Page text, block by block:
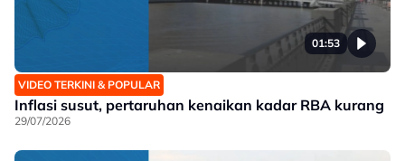
01:53
VIDEO TERKINI & POPULAR
Inflasi susut, pertaruhan kenaikan kadar RBA kurang
29/07/2026